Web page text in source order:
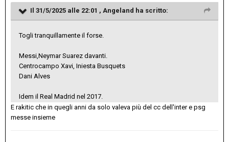
Il 31/5/2025 alle 22:01 , Angeland ha scritto:
Togli tranquillamente il forse.
Messi,Neymar Suarez davanti.
Centrocampo Xavi, Iniesta Busquets
Dani Alves
Idem il Real Madrid nel 2017.
E rakitic che in quegli anni da solo valeva più del cc dell'inter e psg
messe insieme